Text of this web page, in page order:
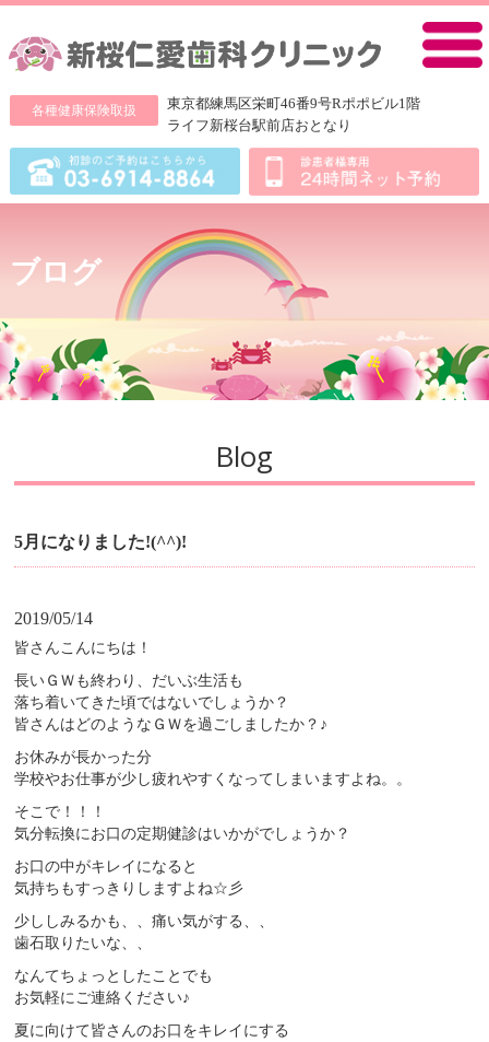
各種健康保険取扱
東京都練馬区栄町46番9号Rポポビル1階
ライフ新桜台駅前店おとなり
ブログ
Blog
5月になりました!(^^)!
2019/05/14
皆さんこんにちは！
長いＧＷも終わり、だいぶ生活も
落ち着いてきた頃ではないでしょうか？
皆さんはどのようなＧＷを過ごしましたか？♪
お休みが長かった分
学校やお仕事が少し疲れやすくなってしまいますよね。。
そこで！！！
気分転換にお口の定期健診はいかがでしょうか？
お口の中がキレイになると
気持ちもすっきりしますよね☆彡
少ししみるかも、、痛い気がする、、
歯石取りたいな、、
なんてちょっとしたことでも
お気軽にご連絡ください♪
夏に向けて皆さんのお口をキレイにする